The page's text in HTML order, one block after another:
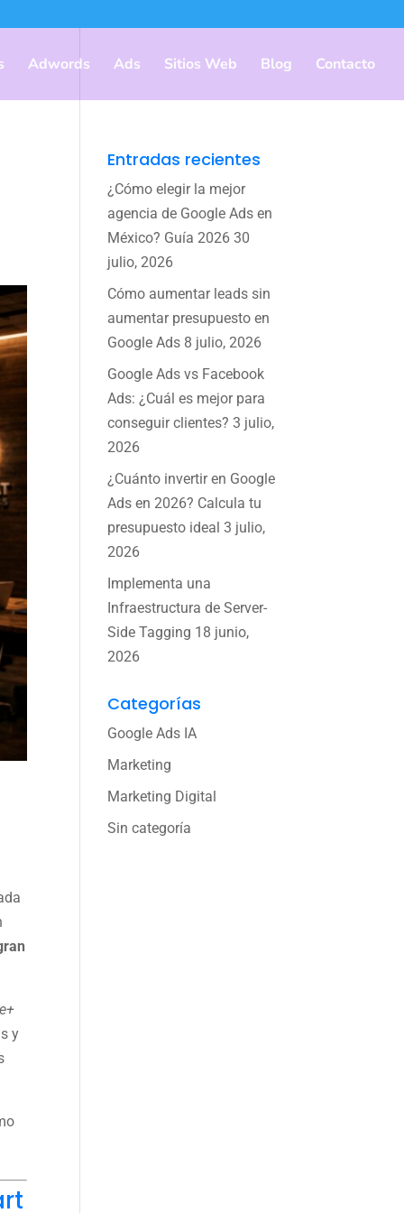
Adwords Ads Sitios Web Blog Contacto
y
Entradas recientes
¿Cómo elegir la mejor
agencia de Google Ads en
México? Guía 2026 30
julio, 2026
Cómo aumentar leads sin
aumentar presupuesto en
Google Ads 8 julio, 2026
Google Ads vs Facebook
Ads: ¿Cuál es mejor para
conseguir clientes? 3 julio,
2026
¿Cuánto invertir en Google
Ads en 2026? Calcula tu
presupuesto ideal 3 julio,
2026
Implementa una
Infraestructura de Server-
Side Tagging 18 junio,
2026
Categorías
Google Ads IA
Marketing
Marketing Digital
Sin categoría